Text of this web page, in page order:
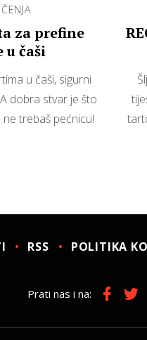
za prefine
u čaši
u čaši, sigurni
dobra stvar je što
trebaš pećnicu!
RSS POLITIKA
Prati nas i na: